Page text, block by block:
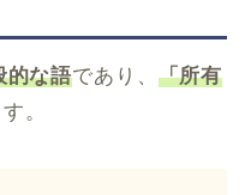
的な語であり、 「所有
。